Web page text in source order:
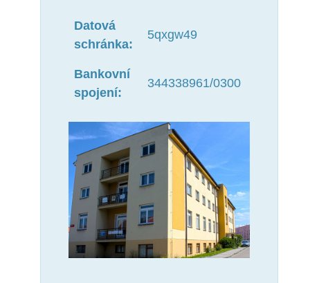
Datová
schránka:
5qxgw49
Bankovní
spojení:
344338961/0300